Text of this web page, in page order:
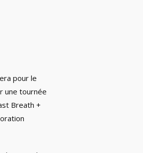
pour le
une tournée
Breath +